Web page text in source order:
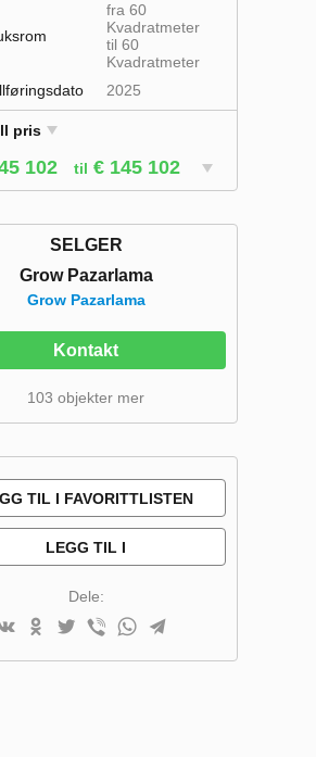
fra 60
Kvadratmeter
til 60
Kvadratmeter
2025
pris
102 til € 145 102
SELGER
Grow Pazarlama
Grow Pazarlama
Kontakt
103 objekter mer
TIL I FAVORITTLISTEN
LEGG TIL I
Dele: